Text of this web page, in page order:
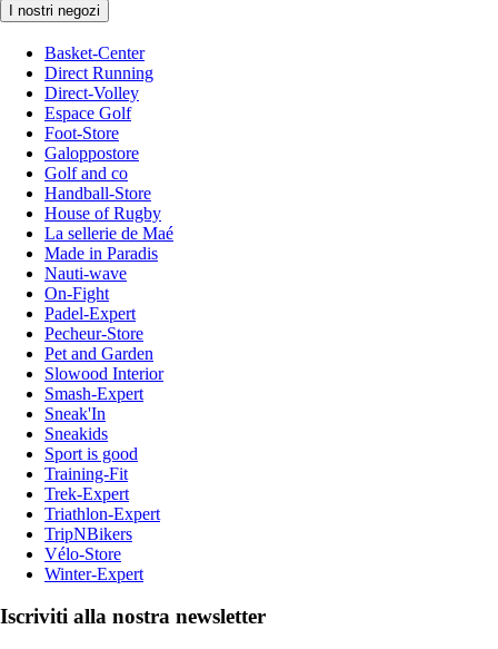
I nostri negozi
Basket-Center
Direct Running
Direct-Volley
Espace Golf
Foot-Store
Galoppostore
Golf and co
Handball-Store
House of Rugby
La sellerie de Maé
Made in Paradis
Nauti-wave
On-Fight
Padel-Expert
Pecheur-Store
Pet and Garden
Slowood Interior
Smash-Expert
Sneak'In
Sneakids
Sport is good
Training-Fit
Trek-Expert
Triathlon-Expert
TripNBikers
Vélo-Store
Winter-Expert
Iscriviti alla nostra newsletter